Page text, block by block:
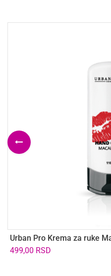
Urban Pro Krema za ruke
499,00 RSD